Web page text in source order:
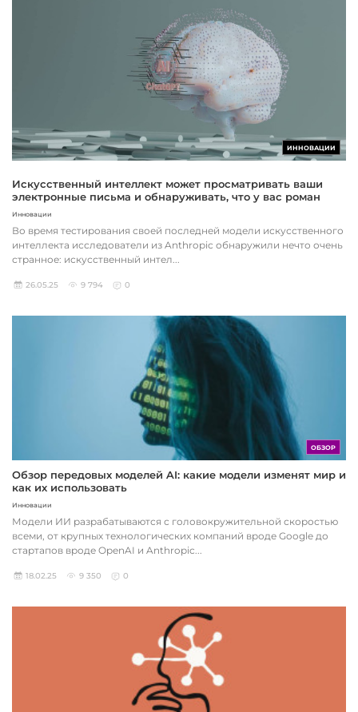
ИННОВАЦИИ
Искусственный интеллект может просматривать ваши
электронные письма и обнаруживать, что у вас роман
Инновации
Во время тестирования своей последней модели искусственного
интеллекта исследователи из Anthropic обнаружили нечто очень
странное: искусственный интел...
26.05.25 9 794 0
ОБЗОР
Обзор передовых моделей AI: какие модели изменят мир и
как их использовать
Инновации
Модели ИИ разрабатываются с головокружительной скоростью
всеми, от крупных технологических компаний вроде Google до
стартапов вроде OpenAI и Anthropic...
18.02.25 9 350 0